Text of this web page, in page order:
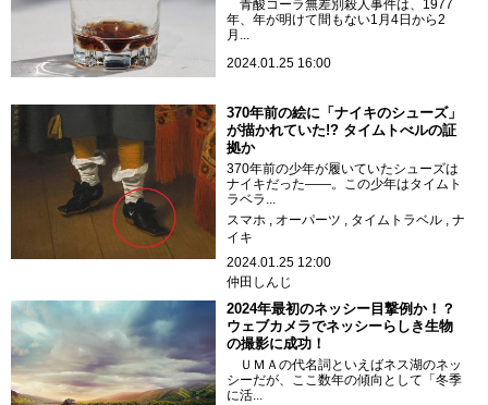
青酸コーラ無差別殺人事件は、1977
年、年が明けて間もない1月4日から2
月...
2024.01.25 16:00
370年前の絵に「ナイキのシューズ」
が描かれていた!? タイムトべルの証
拠か
370年前の少年が履いていたシューズは
ナイキだった――。この少年はタイムト
ラベラ...
スマホ
オーパーツ タイムトラベル
ナ
イキ
2024.01.25 12:00
仲田しんじ
2024年最初のネッシー目撃例か！？
ウェブカメラでネッシーらしき生物
の撮影に成功！
ＵＭＡの代名詞といえばネス湖のネッ
シーだが、ここ数年の傾向として「冬季
に活...